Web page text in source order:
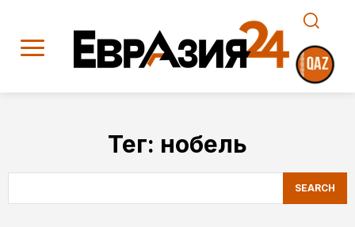
Тег: нобель
SEARCH